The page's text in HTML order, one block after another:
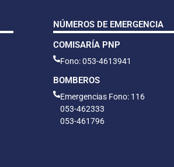
NÚMEROS DE EMERGENCIA
COMISARÍA PNP
Fono: 053-4613941
BOMBEROS
Emergencias Fono: 116
053-462333
053-461796